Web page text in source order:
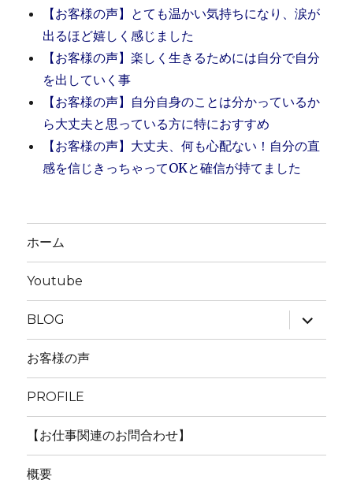
【お客様の声】とても温かい気持ちになり、涙が
出るほど嬉しく感じました
【お客様の声】楽しく生きるためには自分で自分
を出していく事
【お客様の声】自分自身のことは分かっているか
ら大丈夫と思っている方に特におすすめ
【お客様の声】大丈夫、何も心配ない！自分の直
感を信じきっちゃってOKと確信が持てました
ホーム
Youtube
BLOG
サ
ブ
メ
ー
開
お客様の声
PROFILE
【お仕事関連のお問合わせ】
概要